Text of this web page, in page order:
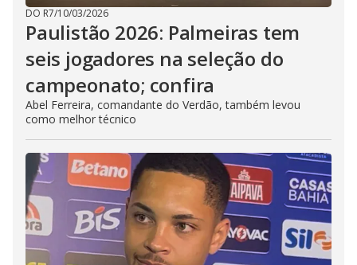
DO R7/10/03/2026
Paulistão 2026: Palmeiras tem
seis jogadores na seleção do
campeonato; confira
Abel Ferreira, comandante do Verdão, também levou
como melhor técnico